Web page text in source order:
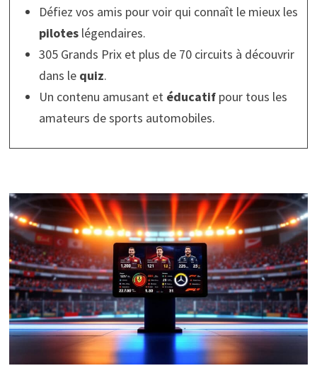
Défiez vos amis pour voir qui connaît le mieux les
piloteslégendaires.
305 Grands Prix et plus de 70 circuits à découvrir
dans le quiz.
Un contenu amusant et éducatifpour tous les
amateurs de sports automobiles.